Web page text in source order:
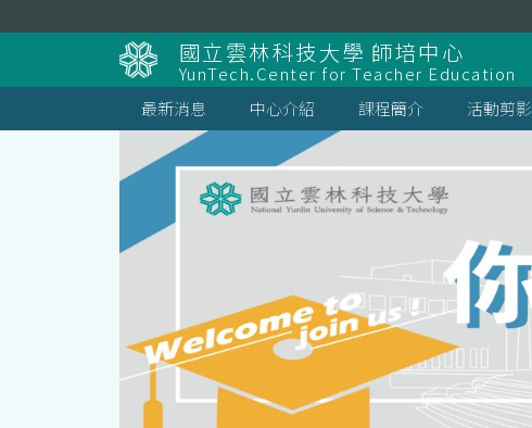
到
主
要
內
容
塊
國立雲林科技大學 師培中心
YunTech.Center for Teacher Education
最新消息
中心介紹 課程簡介 活動剪影